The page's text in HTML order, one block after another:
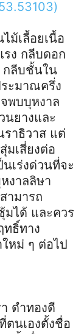
ม้เลื้อยเนื้อ
ง กลีบดอก
กลีบชั้นใน
ะมาณครึ่ง
พบบุหงาล
นยางและ
ราธิวาส แต่
มเสี่ยงต่อ
เร่งด่วนที่จะ
งาลลิษา
ามารถ
ได้ และควร
ธิ์ทาง
หม่ ๆ ต่อไป
ดำทองดี
ตนเองตั้งชื่อ